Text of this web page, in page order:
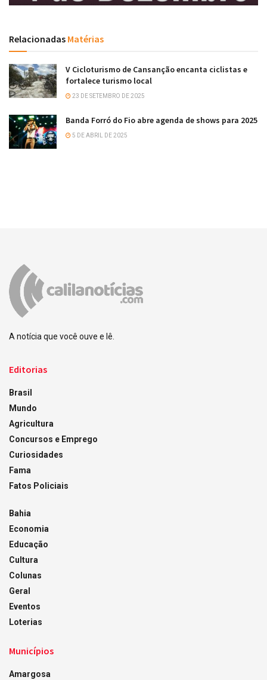
Relacionadas Matérias
V Cicloturismo de Cansanção encanta ciclistas e
fortalece turismo local
23 DE SETEMBRO DE 2025
Banda Forró do Fio abre agenda de shows para 2025
5 DE ABRIL DE 2025
A notícia que você ouve e lê.
Editorias
Brasil
Mundo
Agricultura
Concursos e Emprego
Curiosidades
Fama
Fatos Policiais
Bahia
Economia
Educação
Cultura
Colunas
Geral
Eventos
Loterias
Municípios
Amargosa